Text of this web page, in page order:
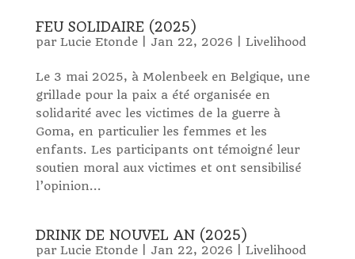
FEU SOLIDAIRE (2025)
par Lucie Etonde| Jan 22, 2026 Livelihood
Le 3 mai 2025, à Molenbeek en Belgique, une
grillade pour la paix a été organisée en
solidarité avec les victimes de la guerre à
Goma, en particulier les femmes et les
enfants. Les participants ont témoigné leur
soutien moral aux victimes et ont sensibilisé
l’opinion...
DRINK DE NOUVEL AN (2025)
par Lucie Etonde| Jan 22, 2026 Livelihood